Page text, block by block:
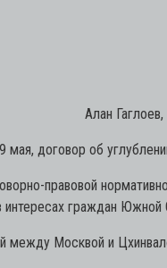
Алан
договор об
правовой
граждан Южной
между Москвой и